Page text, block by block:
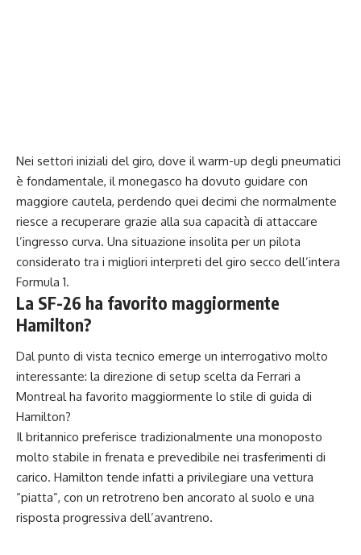
Nei settori iniziali del giro, dove il warm-up degli pneumatici
è fondamentale, il monegasco ha dovuto guidare con
maggiore cautela, perdendo quei decimi che normalmente
riesce a recuperare grazie alla sua capacità di attaccare
l’ingresso curva. Una situazione insolita per un pilota
considerato tra i migliori interpreti del giro secco dell’intera
Formula 1.
La SF-26 ha favorito maggiormente
Hamilton?
Dal punto di vista tecnico emerge un interrogativo molto
interessante: la direzione di setup scelta da Ferrari a
Montreal ha favorito maggiormente lo stile di guida di
Hamilton?
Il britannico preferisce tradizionalmente una monoposto
molto stabile in frenata e prevedibile nei trasferimenti di
carico. Hamilton tende infatti a privilegiare una vettura
“piatta”, con un retrotreno ben ancorato al suolo e una
risposta progressiva dell’avantreno.